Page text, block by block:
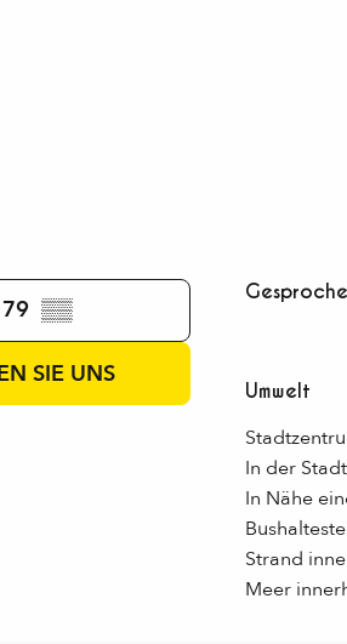
▒▒
SIE UNS
Umwelt
Umwelt
In der Stadt
In Nähe
Strand
Meer